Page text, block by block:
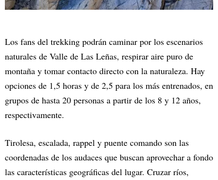
Los fans del trekking podrán caminar por los escenarios
naturales de Valle de Las Leñas, respirar aire puro de
montaña y tomar contacto directo con la naturaleza. Hay
opciones de 1,5 horas y de 2,5 para los más entrenados, en
grupos de hasta 20 personas a partir de los 8 y 12 años,
respectivamente.
Tirolesa, escalada, rappel y puente comando son las
coordenadas de los audaces que buscan aprovechar a fondo
las características geográficas del lugar. Cruzar ríos,